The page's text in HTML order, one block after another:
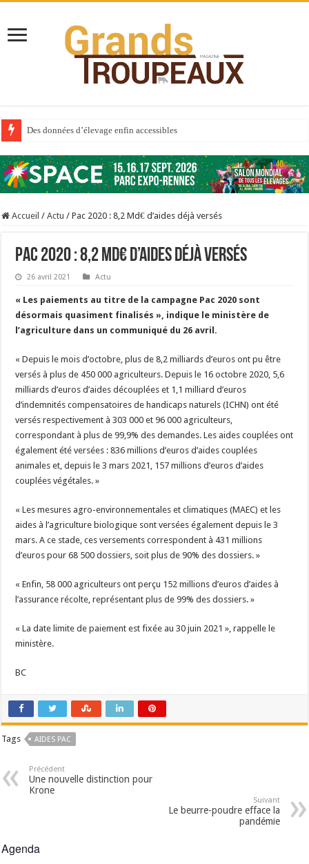
Des données d’élevage enfin accessibles
Au sommaire du premier numéro de 2025
Au sommaire de GTM 110
Aidez-nous à améliorer la santé de vos veaux !
Prix du lait européen : la France résiste mieux
À l’est, un nouveau virus
Un été fructueux pour Lactalis
Accueil / Actu / Pac 2020 : 8,2 Md€ d’aides déjà versés
Pac 2020 : 8,2 Md€ d’aides déjà versés
26 avril 2021 Actu
« Les paiements au titre de la campagne Pac 2020 sont
désormais quasiment finalisés », indique le ministère de
l’agriculture dans un communiqué du 26 avril.
« Depuis le mois d’octobre, plus de 8,2 milliards d’euros ont pu être
versés à plus de 450 000 agriculteurs. Depuis le 16 octobre 2020, 5,6
milliards d’euros d’aides découplées et 1,1 milliard d’euros
d’indemnités compensatoires de handicaps naturels (ICHN) ont été
versés respectivement à 303 000 et 96 000 agriculteurs,
correspondant à plus de 99,9% des demandes. Les aides couplées ont
également été versées : 836 millions d’euros d’aides couplées
animales et, depuis le 3 mars 2021, 157 millions d’euros d’aides
couplées végétales. »
« Les mesures agro-environnementales et climatiques (MAEC) et les
aides à l’agriculture biologique sont versées également depuis le 3
mars. A ce stade, ces versements correspondent à 431 millions
d’euros pour 68 500 dossiers, soit plus de 90% des dossiers. »
« Enfin, 58 000 agriculteurs ont perçu 152 millions d’euros d’aides à
l’assurance récolte, représentant plus de 99% des dossiers. »
« La date limite de paiement est fixée au 30 juin 2021 », rappelle le
ministère.
BC
Tags AIDES PAC
Précédent
Une nouvelle distinction pour
Krone
Suivant
Le beurre-poudre efface la
pandémie
Agenda